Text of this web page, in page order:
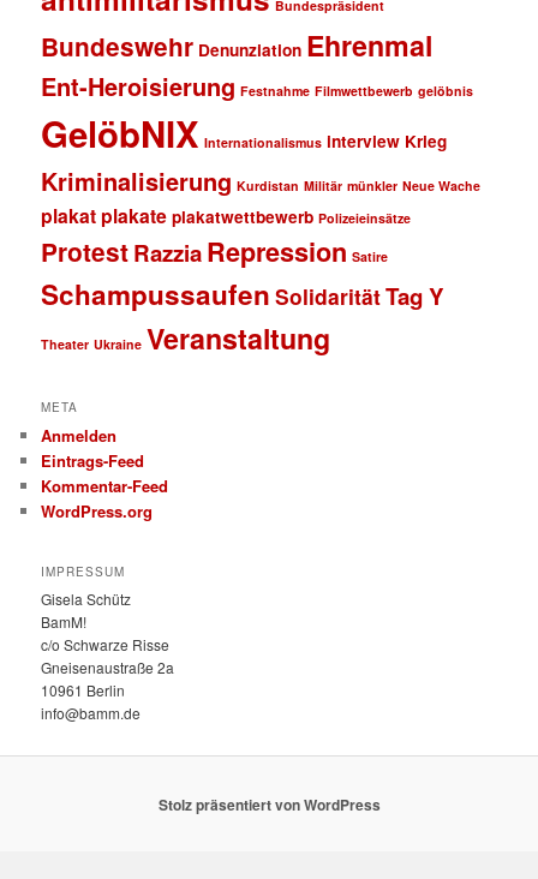
Bundespräsident
Bundeswehr Denunziation Ehrenmal
Ent-Heroisierung Festnahme Filmwettbewerb gelöbnis
GelöbNIX Internationalismus interview Krieg
Kriminalisierung Kurdistan Militär münkler Neue Wache
plakat plakate plakatwettbewerb Polizeieinsätze
ProtestRazziaRepression Satire
Schampussaufen SolidaritätTag Y
Theater Ukraine Veranstaltung
META
Anmelden
Eintrags-Feed
Kommentar-Feed
WordPress.org
IMPRESSUM
Gisela Schütz
BamM!
c/o Schwarze Risse
Gneisenaustraße 2a
10961 Berlin
info@bamm.de
Stolz präsentiert von WordPress